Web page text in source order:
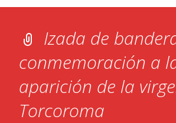
Izada de
conmemoración a
aparición de la
Torcoroma